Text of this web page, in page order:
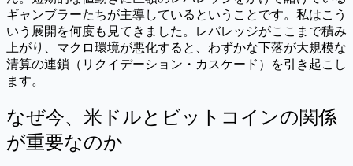
ギャンブラーたちが主導しているということです。私はこう
いう展開を何度も見てきました。レバレッジがここまで積み
上がり、マクロ環境が悪化すると、わずかな下落が大規模な
清算の連鎖（リクイデーション・カスケード）を引き起こし
ます。
なぜ今、米ドルとビットコインの関係
が重要なのか